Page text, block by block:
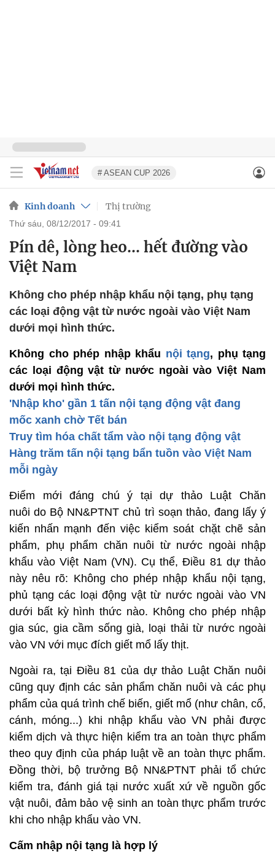
# ASEAN CUP 2026
Kinh doanh Thị trường
thứ sáu, 08/12/2017 - 09:41
Pín dê, lòng heo... hết đường vào
Việt Nam
Không cho phép nhập khẩu nội tạng, phụ tạng
các loại động vật từ nước ngoài vào Việt Nam
dưới mọi hình thức.
Không cho phép nhập khẩu nội tạng, phụ tạng
các loại động vật từ nước ngoài vào Việt Nam
dưới mọi hình thức.
'Nhập kho' gần 1 tấn nội tạng động vật đang
mốc xanh chờ Tết bán
Truy tìm hóa chất tẩm vào nội tạng động vật
Hàng trăm tấn nội tạng bẩn tuồn vào Việt Nam
mỗi ngày
Điểm mới đáng chú ý tại dự thảo Luật Chăn
nuôi do Bộ NN&PTNT chủ trì soạn thảo, đang lấy ý
kiến nhấn mạnh đến việc kiểm soát chặt chẽ sản
phẩm, phụ phẩm chăn nuôi từ nước ngoài nhập
khẩu vào Việt Nam (VN). Cụ thể, Điều 81 dự thảo
này nêu rõ: Không cho phép nhập khẩu nội tạng,
phủ tạng các loại động vật từ nước ngoài vào VN
dưới bất kỳ hình thức nào. Không cho phép nhập
gia súc, gia cầm sống già, loại thải từ nước ngoài
vào VN với mục đích giết mổ lấy thịt.
Ngoài ra, tại Điều 81 của dự thảo Luật Chăn nuôi
cũng quy định các sản phẩm chăn nuôi và các phụ
phẩm của quá trình chế biến, giết mổ (như chân, cổ,
cánh, móng...) khi nhập khẩu vào VN phải được
kiểm dịch và thực hiện kiểm tra an toàn thực phẩm
theo quy định của pháp luật về an toàn thực phẩm.
Đồng thời, bộ trưởng Bộ NN&PTNT phải tổ chức
kiểm tra, đánh giá tại nước xuất xứ về nguồn gốc
vật nuôi, đảm bảo vệ sinh an toàn thực phẩm trước
khi cho nhập khẩu vào VN.
Cấm nhập nội tạng là hợp lý